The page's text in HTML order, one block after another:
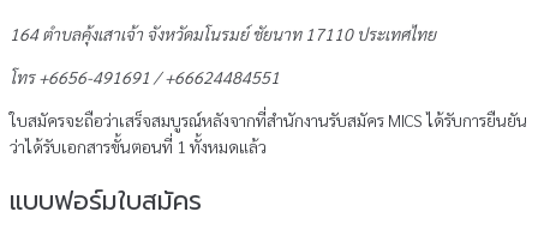
164 ตําบลคุ้งเสาเจ้า จังหวัดมโนรมย์ ชัยนาท 17110 ประเทศไทย
โทร +6656-491691 / +66624484551
ใบสมัครจะถือว่าเสร็จสมบูรณ์หลังจากที่สํานักงานรับสมัคร MICS ได้รับการยืนยัน
ว่าได้รับเอกสารขั้นตอนที่ 1 ทั้งหมดแล้ว
แบบฟอร์มใบสมัคร